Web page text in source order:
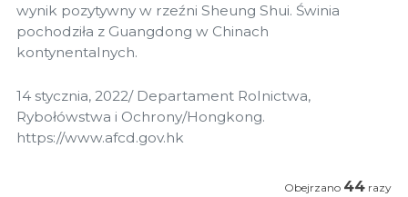
wynik pozytywny w rzeźni Sheung Shui. Świnia
pochodziła z Guangdong w Chinach
kontynentalnych.
14 stycznia, 2022/ Departament Rolnictwa,
Rybołówstwa i Ochrony/Hongkong.
https://www.afcd.gov.hk
Obejrzano 44 razy